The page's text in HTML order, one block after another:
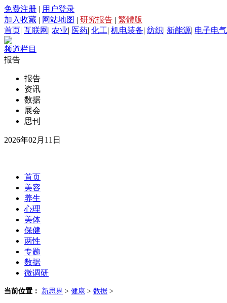
免费注册 | 用户登录
加入收藏 | 网站地图 | 研究报告 | 繁體版
首页| 互联网 | 农业| 医药| 化工| 机电装备| 纺织| 新能源| 电子电气
频道栏目
报告
报告
资讯
数据
展会
思刊
2026年02月11日
首页
美容
养生
心理
美体
保健
两性
专题
数据
微调研
当前位置： 新思界 > 健康 > 数据 >